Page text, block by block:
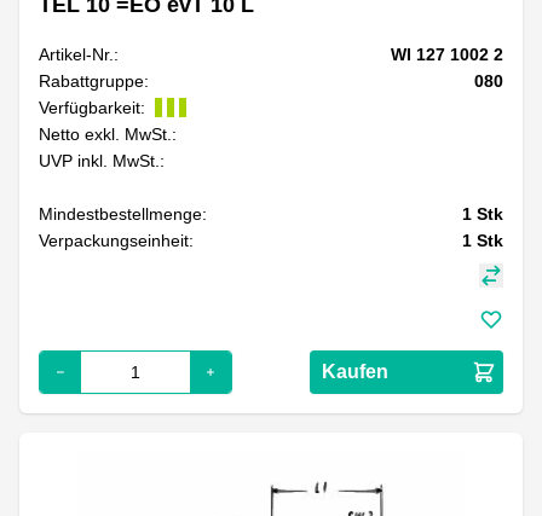
Artikel-Nr.:
WI 127 1002 2
Rabattgruppe:
080
Verfügbarkeit:
Netto exkl. MwSt.:
UVP inkl. MwSt.:
Mindestbestellmenge: 1 Stk
Verpackungseinheit:
1 Stk
Kaufen